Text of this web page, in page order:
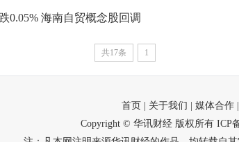
0.05% 海南自贸概念股回调
共17条 1
首页 | 关于我们 | 媒体合作
Copyright © 华讯财经 版权所有 ICP